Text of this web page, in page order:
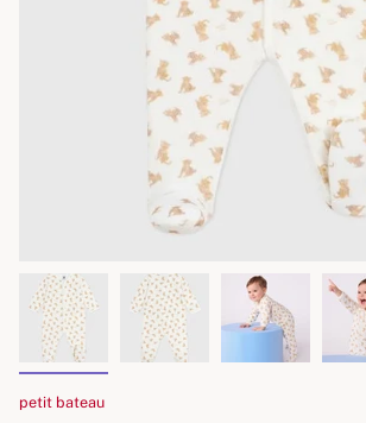
petit bateau